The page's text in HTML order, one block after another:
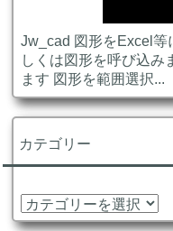
Jw_cad 図形をExcel等
しくは図形を呼び込
ます 図形を範囲選択...
カテゴリー
カ
テ